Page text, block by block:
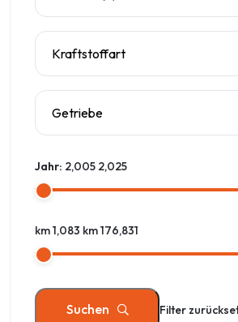
Jahr: 2,005 2,025
km 1,083 km 176,831
Suchen Filter